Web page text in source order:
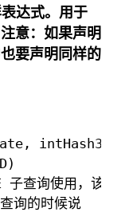
达式。用于
意：如果声明
要声明同样的
查询使用，该功